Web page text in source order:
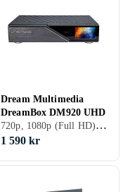
Dream Multimedia
DreamBox DM920 UHD
720p, 1080p (Full HD), 1080i, 2160p (4K Ultra HD), Kabel (DVB-C), Marksänd (DVB-T), Satellit (DVB-S), Satellit (DVB-S2), Marksänd (DVB-T2)
1 590 kr